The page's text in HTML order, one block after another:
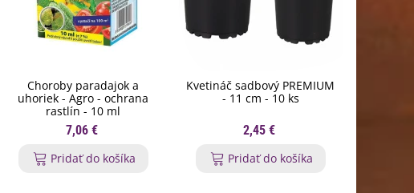
Choroby paradajok a
uhoriek - Agro - ochrana
rastlín - 10 ml
7,06 €
Pridať do košíka
Kvetináč sadbový PREMIUM
- 11 cm - 10 ks
2,45 €
Pridať do košíka